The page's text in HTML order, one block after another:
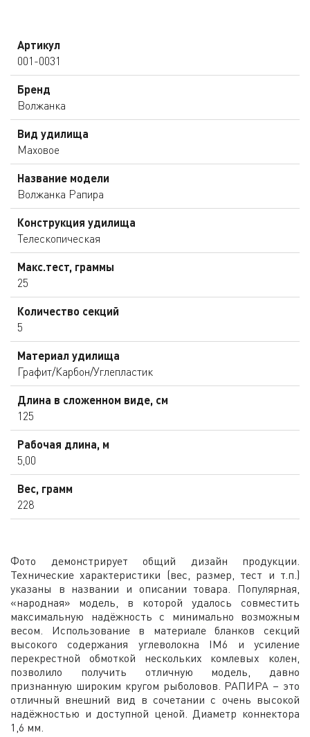
Артикул
001-0031
Бренд
Волжанка
Вид удилища
Маховое
Название модели
Волжанка Рапира
Конструкция удилища
Телескопическая
Макс.тест, граммы
25
Количество секций
5
Материал удилища
Графит/Карбон/Углепластик
Длина в сложенном виде, см
125
Рабочая длина, м
5,00
Вес, грамм
228
Фото демонстрирует общий дизайн продукции.
Технические характеристики (вес, размер, тест и т.п.)
указаны в названии и описании товара. Популярная,
«народная» модель, в которой удалось совместить
максимальную надёжность с минимально возможным
весом. Использование в материале бланков секций
высокого содержания углеволокна IM6 и усиление
перекрестной обмоткой нескольких комлевых колен,
позволило получить отличную модель, давно
признанную широким кругом рыболовов. РАПИРА – это
отличный внешний вид в сочетании с очень высокой
надёжностью и доступной ценой. Диаметр коннектора
1,6 мм.